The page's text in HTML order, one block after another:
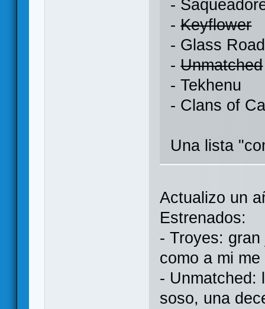
-
-Keyflower
- Glass Road
-Unmatched
- Tekhenu
- Clans of
Una lista
Actualizo un
Estrenados:
- Troyes:
como a mi
- Unmatched:
soso, una